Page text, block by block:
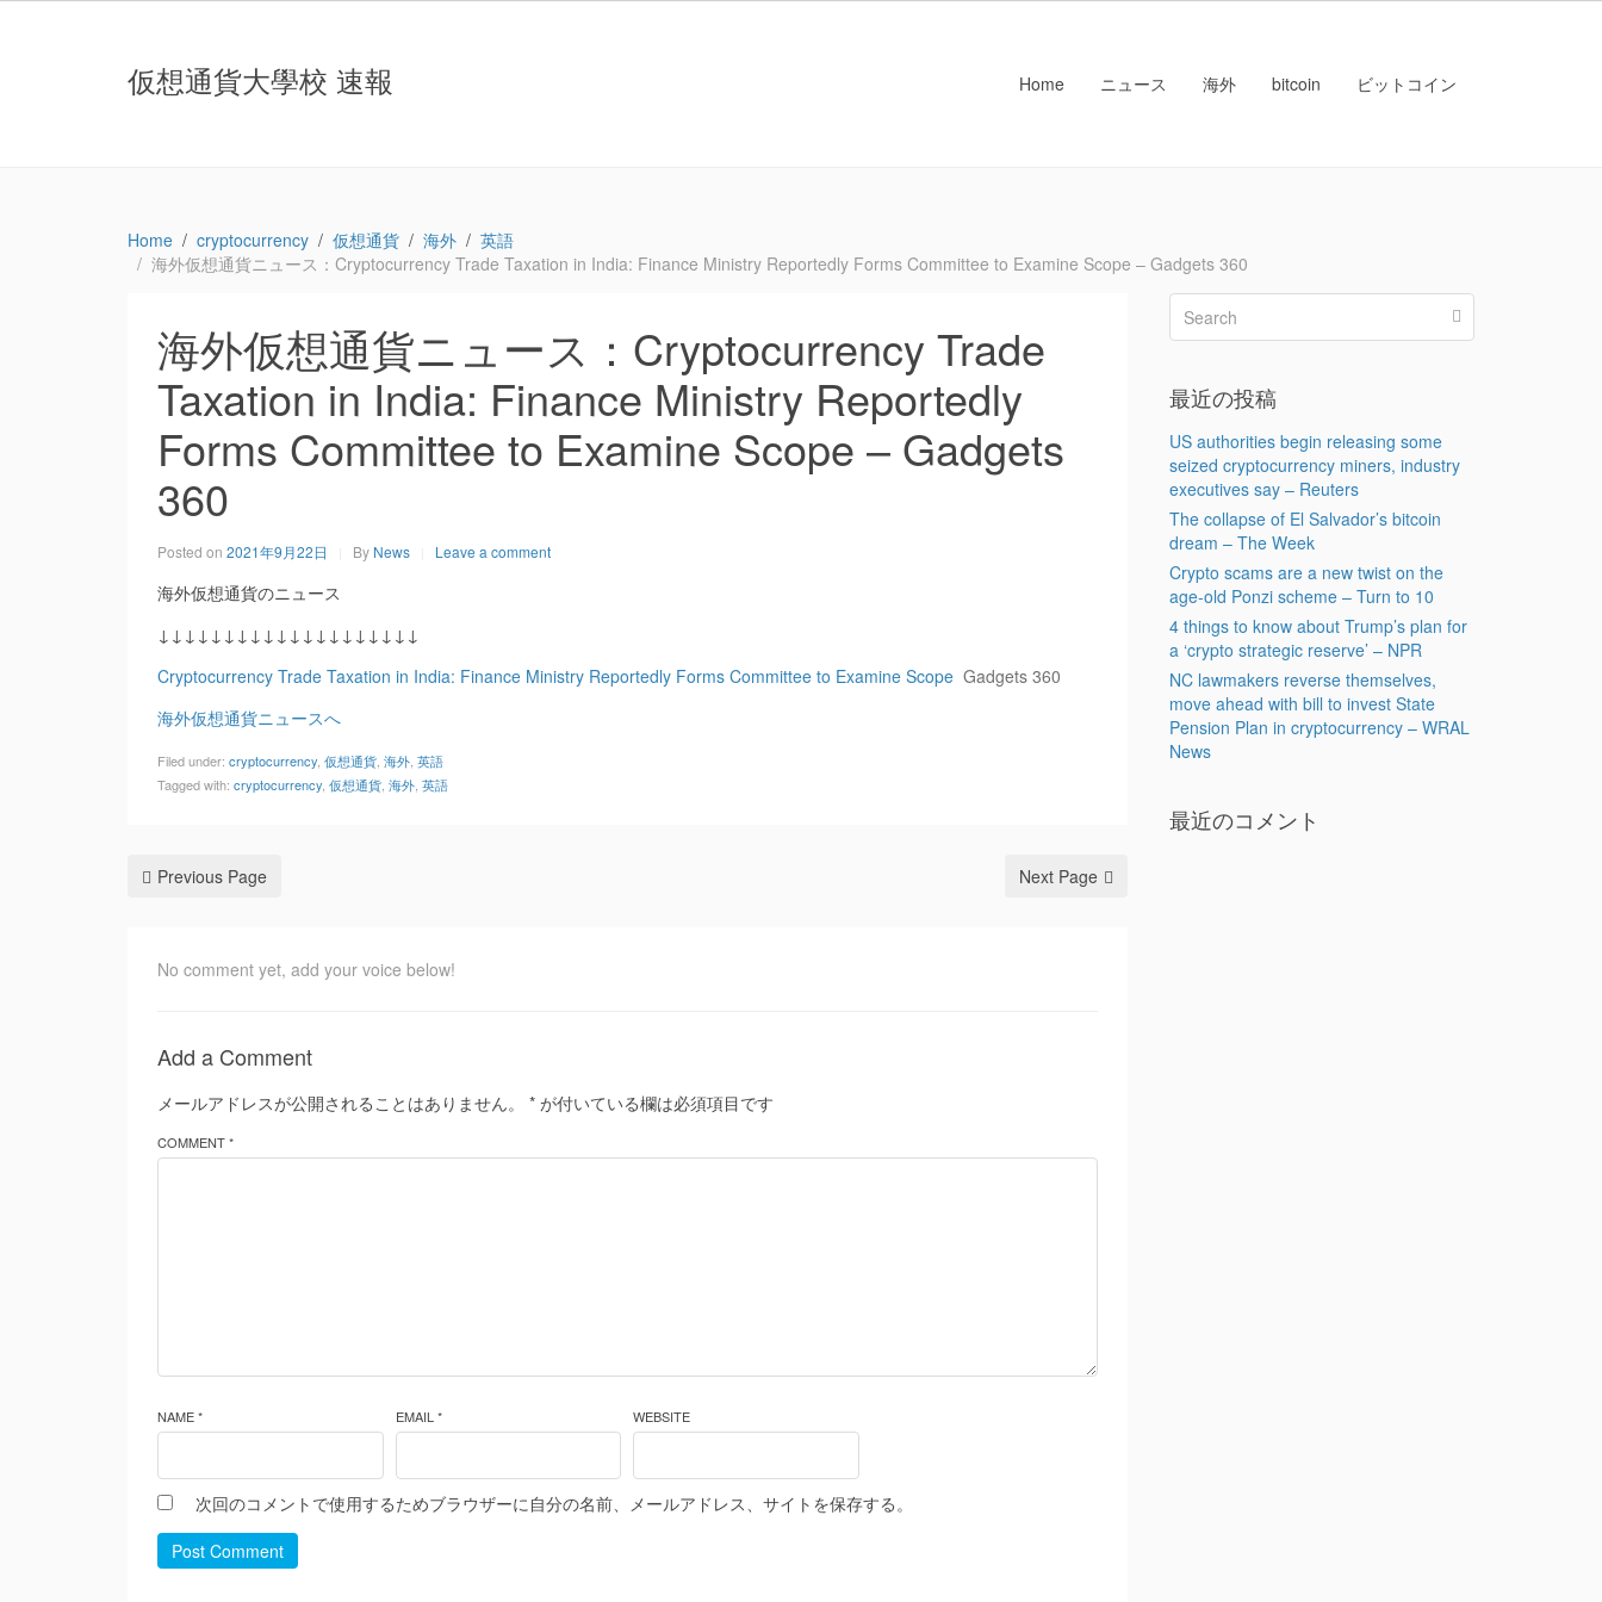
仮想通貨大學校 速報 Home ニュース 海外 bitcoin ビットコイン
Home cryptocurrency 仮想通貨 海外
英語
海外仮想通貨ニュース：Cryptocurrency Trade Taxation in India: Finance Ministry Reportedly Forms Committee to Examine Scope – Gadgets 360
海外仮想通貨ニュース：Cryptocurrency Trade
Taxation in India: Finance Ministry Reportedly
Forms Committee to Examine Scope – Gadgets
360
Posted on 2021年9月22日 By News Leave a comment
海外仮想通貨のニュース
↓↓↓↓↓↓↓↓↓↓↓↓↓↓↓↓↓↓↓↓
Cryptocurrency Trade Taxation in India: Finance Ministry Reportedly Forms Committee to Examine Scope Gadgets 360
海外仮想通貨ニュースへ
Filed under: cryptocurrency 仮想通貨 海外 英語
Tagged with: cryptocurrency 仮想通貨 海外 英語
Previous Page Next Page
No comment yet, add your voice below!
Add a Comment
メールアドレスが公開されることはありません。 * が付いている欄は必須項目です
COMMENT *
NAME * EMAIL * WEBSITE
次回のコメントで使用するためブラウザーに自分の名前、メールアドレス、サイトを保存する。
Post Comment
最近の投稿
US authorities begin releasing some
seized cryptocurrency miners, industry
executives say – Reuters
The collapse of El Salvador’s bitcoin
dream – The Week
Crypto scams are a new twist on the
age-old Ponzi scheme – Turn to 10
4 things to know about Trump’s plan for
a ‘crypto strategic reserve’ – NPR
NC lawmakers reverse themselves,
move ahead with bill to invest State
Pension Plan in cryptocurrency – WRAL
News
最近のコメント